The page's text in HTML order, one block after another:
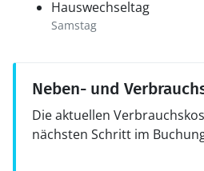
Hauswechseltag
Samstag
Neben- und
Die aktuellen
nächsten Schritt im